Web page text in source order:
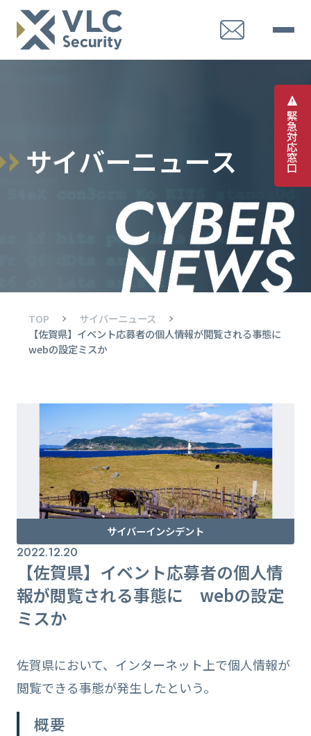
緊
急
対
応
窓
口
サイバーニュース
TOP
サイバーニュース
【佐賀県】イベント応募者の個人情報が閲覧される事態に
webの設定ミスか
サイバーインシデント
2022.12.20
【佐賀県】イベント応募者の個人情
報が閲覧される事態に webの設定
ミスか
佐賀県において、インターネット上で個人情報が
閲覧できる事態が発生したという。
概要